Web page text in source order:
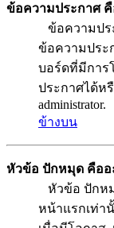
ข้อความประกาศ คื
ข้อความป
ข้อความประ
บอร์ดที่มีการ
ประกาศได้ห
administrator.
ข้างบน
หัวข้อ ปักหมุด คืออ
หัวข้อ ปักห
หน้าแรกเท่